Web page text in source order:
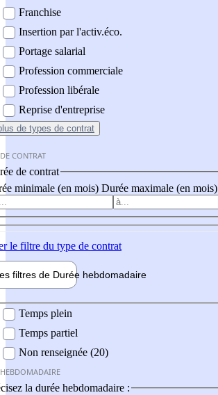
Franchise
Insertion par l'activ.éco.
Portage salarial
Profession commerciale
Profession libérale
Reprise d'entreprise
de types de contrat
CONTRAT
de contrat
minimale (en mois) Durée maximale (en mois)
le filtre du type de contrat
filtres de Durée hebdomadaire
Temps plein
Temps partiel
Non renseignée (20)
la durée hebdomadaire :